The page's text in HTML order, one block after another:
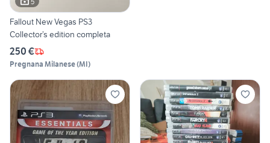
Fallout New Vegas PS3
Collector’s edition completa
250 €
Pregnana Milanese(MI)